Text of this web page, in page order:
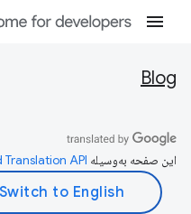
Blog
این صفحه به‌وسیله